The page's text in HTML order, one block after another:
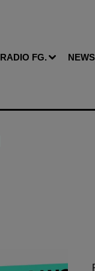
RADIO FG. NEWS